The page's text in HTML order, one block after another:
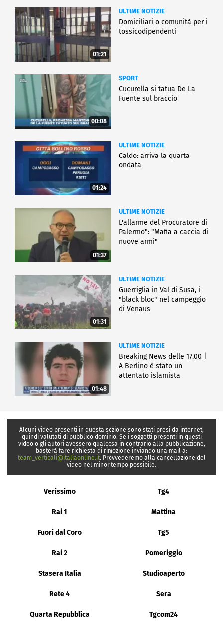
01:21
ULTIME NOTIZIE
Domiciliari o comunità per i
tossicodipendenti
00:08
SPORT
Cucurella si tatua De La
Fuente sul braccio
01:24
ULTIME NOTIZIE
Caldo: arriva la quarta
ondata
01:37
ULTIME NOTIZIE
L'allarme del Procuratore di
Palermo": "Mafia a caccia di
nuove armi"
01:31
ULTIME NOTIZIE
Guerriglia in Val di Susa, i
"black bloc" nel campeggio
di Venaus
01:48
ULTIME NOTIZIE
Breaking News delle 17.00 |
A Berlino è stato un
attentato islamista
Alcuni video presenti in questa sezione sono stati presi da internet,
quindi valutati di pubblico dominio. Se i soggetti presenti in questi
video o gli autori avessero qualcosa in contrario alla pubblicazione,
basterà fare richiesta di rimozione inviando una mail a:
team_verticali@italiaonline.it. Provvederemo alla cancellazione del
video nel minor tempo possibile.
Verissimo Tg4
Rai 1 Mattina
Fuori dal Coro Tg5
Rai 2 Pomeriggio
Stasera Italia Studioaperto
Rete 4 Sera
Quarta Repubblica Tgcom24